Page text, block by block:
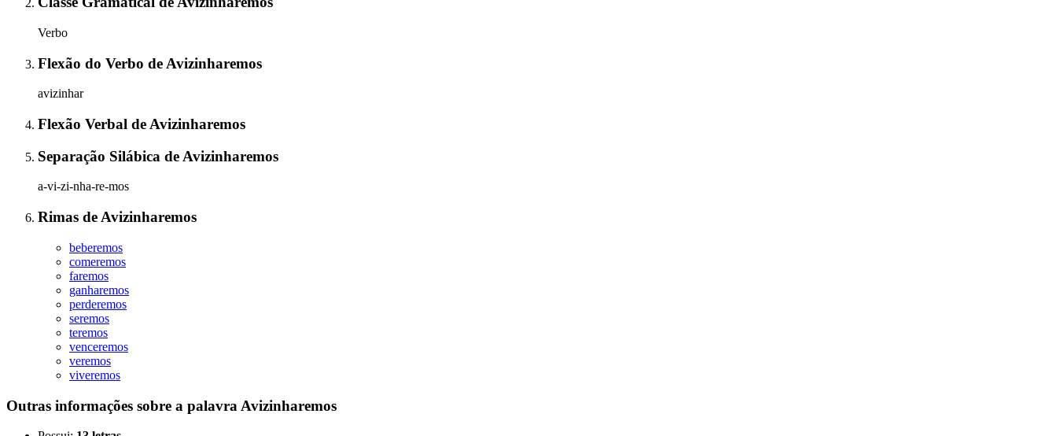
Verbo
Flexão do Verbo de Avizinharemos
avizinhar
Flexão Verbal de Avizinharemos
Separação Silábica de Avizinharemos
a-vi-zi-nha-re-mos
Rimas de Avizinharemos
beberemos
comeremos
faremos
ganharemos
perderemos
seremos
teremos
venceremos
veremos
viveremos
Outras informações sobre a palavra Avizinharemos